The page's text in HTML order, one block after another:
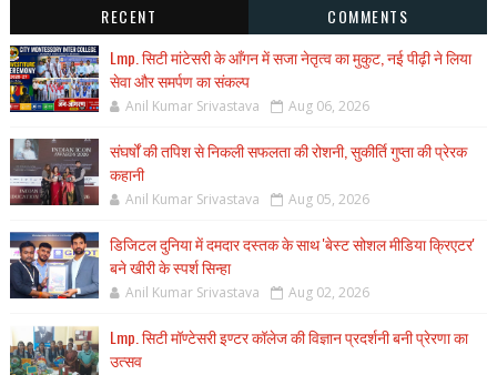
RECENT
COMMENTS
Lmp. सिटी मांटेसरी के आँगन में सजा नेतृत्व का मुकुट, नई पीढ़ी ने लिया
सेवा और समर्पण का संकल्प
Anil Kumar Srivastava Aug 06, 2026
संघर्षों की तपिश से निकली सफलता की रोशनी, सुकीर्ति गुप्ता की प्रेरक
कहानी
Anil Kumar Srivastava Aug 05, 2026
डिजिटल दुनिया में दमदार दस्तक के साथ 'बेस्ट सोशल मीडिया क्रिएटर'
बने खीरी के स्पर्श सिन्हा
Anil Kumar Srivastava Aug 02, 2026
Lmp. सिटी मॉण्टेसरी इण्टर कॉलेज की विज्ञान प्रदर्शनी बनी प्रेरणा का
उत्सव